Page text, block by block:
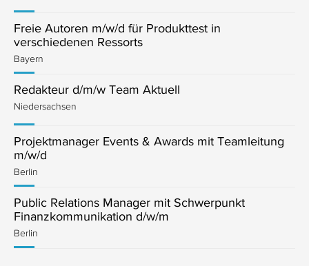
Freie Autoren m/w/d für Produkttest in
verschiedenen Ressorts
Bayern
Redakteur d/m/w Team Aktuell
Niedersachsen
Projektmanager Events & Awards mit Teamleitung
m/w/d
Berlin
Public Relations Manager mit Schwerpunkt
Finanzkommunikation d/w/m
Berlin